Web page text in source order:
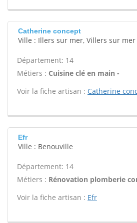
Catherine concept
Ville : Illers sur mer, Villers sur mer
Département: 14
Métiers : Cuisine clé en main -
Voir la fiche artisan : Catherine
Efr
Ville : Benouville
Département: 14
Métiers : Rénovation plomberie
Voir la fiche artisan : Efr